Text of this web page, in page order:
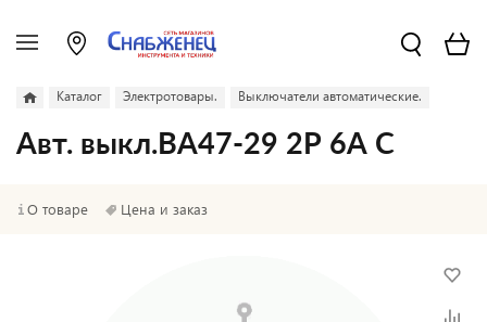
Каталог Электротовары. Выключатели автоматические.
Авт. выкл.ВА47-29 2Р 6А С
О товаре Цена и заказ